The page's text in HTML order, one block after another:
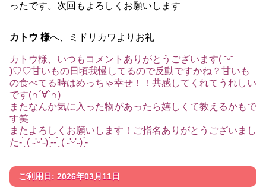
ったです。次回もよろしくお願いします
カトウ 様へ、ミドリカワよりお礼
カトウ様、いつもコメントありがとうございます( ˘ᵕ˘
)♡♡甘いもの日頃我慢してるので反動ですかね？甘いも
の食べてる時はめっちゃ幸せ！！共感してくれてうれしい
です(∩´∀`∩)
またなんか気に入った物があったら嬉しくて教えるかもで
す笑
またよろしくお願いします！ご指名ありがとうございまし
た- ̗̀ ( ˶'ᵕ'˶) ̖́-- ̗̀ ( ˶'ᵕ'˶) ̖́-
ご利用日: 2026年03月11日